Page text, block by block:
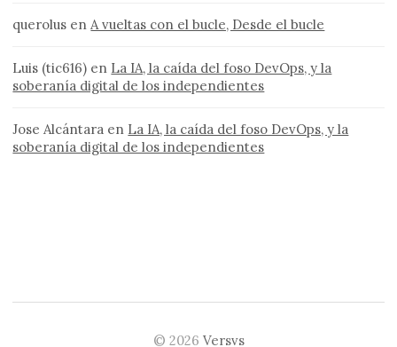
querolus enA vueltas con el bucle, Desde el bucle
Luis (tic616) en La IA, la caída del foso DevOps, y la
soberanía digital de los independientes
Jose Alcántara en La IA, la caída del foso DevOps, y la
soberanía digital de los independientes
© 2026 Versvs